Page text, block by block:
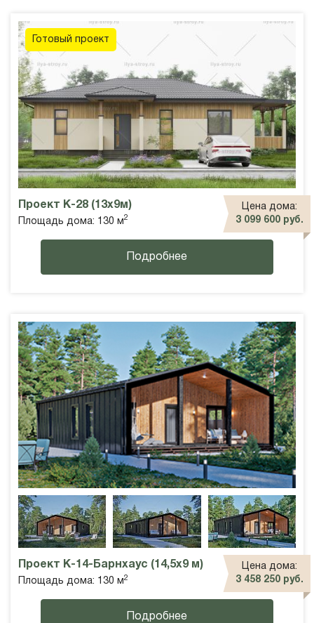
Готовый проект
Проект К-28 (13x9м)
Площадь дома: 130 м2
Цена дома:
3 099 600 руб.
Подробнее
Проект К-14-Барнхаус (14,5х9 м)
Площадь дома: 130 м 2
Цена дома:
3 458 250 руб.
Подробнее